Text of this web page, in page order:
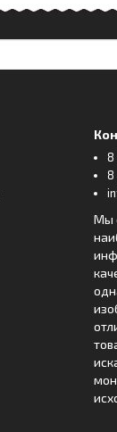
8
8
Мы